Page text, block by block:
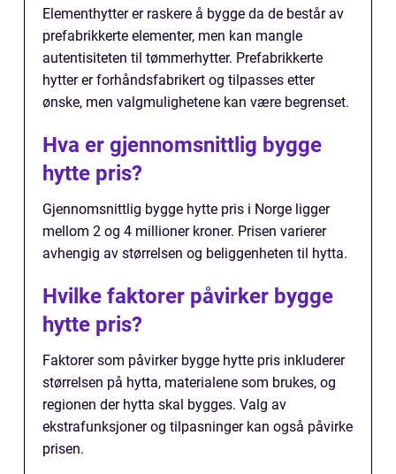
Elementhytter er raskere å bygge da de består av
prefabrikkerte elementer, men kan mangle
autentisiteten til tømmerhytter. Prefabrikkerte
hytter er forhåndsfabrikert og tilpasses etter
ønske, men valgmulighetene kan være begrenset.
Hva er gjennomsnittlig bygge
hytte pris?
Gjennomsnittlig bygge hytte pris i Norge ligger
mellom 2 og 4 millioner kroner. Prisen varierer
avhengig av størrelsen og beliggenheten til hytta.
Hvilke faktorer påvirker bygge
hytte pris?
Faktorer som påvirker bygge hytte pris inkluderer
størrelsen på hytta, materialene som brukes, og
regionen der hytta skal bygges. Valg av
ekstrafunksjoner og tilpasninger kan også påvirke
prisen.